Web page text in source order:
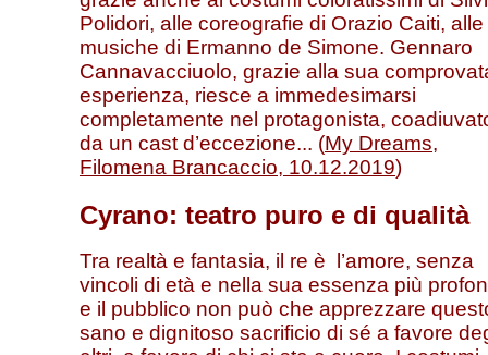
Polidori, alle coreografie di Orazio Caiti, alle
musiche di Ermanno de Simone. Gennaro
Cannavacciuolo, grazie alla sua
esperienza, riesce a immedesimarsi
completamente nel protagonista,
da un cast d’eccezione... (My Dreams,
Filomena Brancaccio, 10.12.2019)
Cyrano: teatro puro e di qualità
Tra realtà e fantasia, il re è l’amore, senza
vincoli di età e nella sua essenza più
e il pubblico non può che apprezzare
sano e dignitoso sacrificio di sé a favore